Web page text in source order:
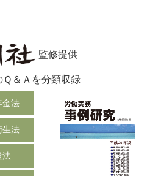
監修提供
＆Ａを分類収録
金法
生法
法